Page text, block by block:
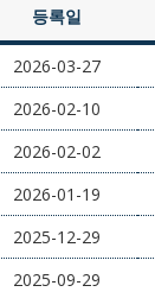
등록일
2026-03-27
2026-02-10
2026-02-02
2026-01-19
2025-12-29
2025-09-29